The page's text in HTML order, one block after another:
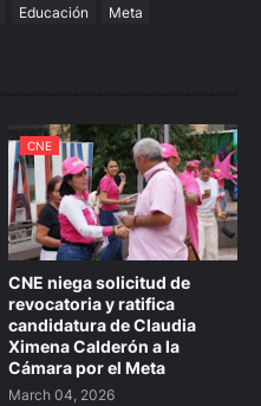
Educación Meta
CNE
CNE niega solicitud de
revocatoria y ratifica
candidatura de Claudia
Ximena Calderón a la
Cámara por el Meta
March 04, 2026